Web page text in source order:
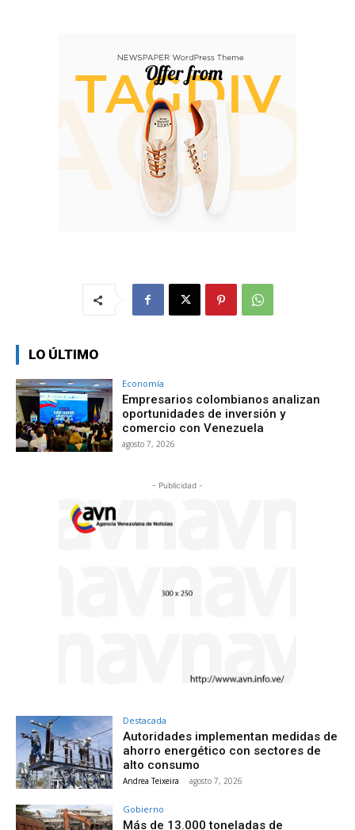
LO ÚLTIMO
Economía
Empresarios colombianos analizan
oportunidades de inversión y
comercio con Venezuela
agosto 7, 2026
- Publicidad -
Destacada
Autoridades implementan medidas de
ahorro energético con sectores de
alto consumo
Andrea Teixeira - agosto 7, 2026
Gobierno
Más de 13.000 toneladas de